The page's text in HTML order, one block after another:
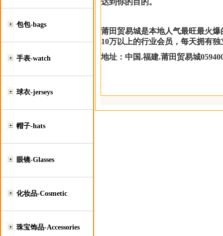
包包-bags
手表-watch
球衣-jerseys
帽子-hats
眼镜-Glasses
化妆品-Cosmetic
珠宝饰品-Accessories
达到你的目的。
莆田贸易城是本地人气最旺最火
10万以上的行业会员，每天拥有
地址：中国.福建.莆田贸易城